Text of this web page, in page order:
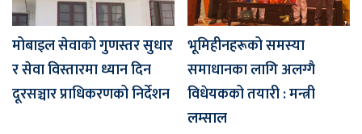
मोबाइल सेवाको गुणस्तर सुधार
र सेवा विस्तारमा ध्यान दिन
दूरसञ्चार प्राधिकरणको निर्देशन
भूमिहीनहरूको समस्या
समाधानका लागि अलग्गै
विधेयकको तयारी : मन्त्री
लम्साल